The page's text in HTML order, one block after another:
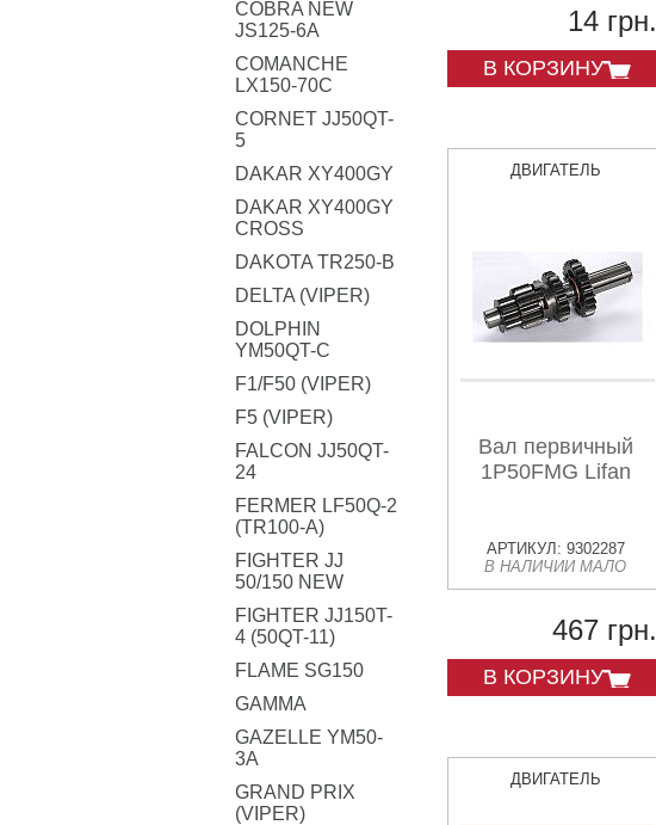
COBRA NEW
JS125-6A
COMANCHE
LX150-70C
CORNET JJ50QT-
5
DAKAR XY400GY
DAKAR XY400GY
CROSS
DAKOTA TR250-B
DELTA (VIPER)
DOLPHIN
YM50QT-C
F1/F50 (VIPER)
F5 (VIPER)
FALCON JJ50QT-
24
FERMER LF50Q-2
(TR100-A)
FIGHTER JJ
50/150 NEW
FIGHTER JJ150T-
4 (50QT-11)
FLAME SG150
GAMMA
GAZELLE YM50-
3A
GRAND PRIX
(VIPER)
14 грн.
В КОРЗИНУ
ДВИГАТЕЛЬ
Вал первичный
1P50FMG Lifan
АРТИКУЛ: 9302287
В НАЛИЧИИ МАЛО
467 грн.
В КОРЗИНУ
ДВИГАТЕЛЬ